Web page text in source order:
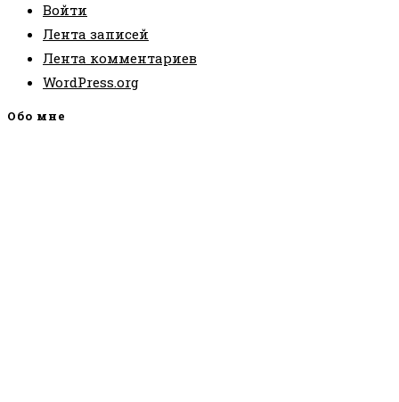
Войти
Лента записей
Лента комментариев
WordPress.org
Обо мне